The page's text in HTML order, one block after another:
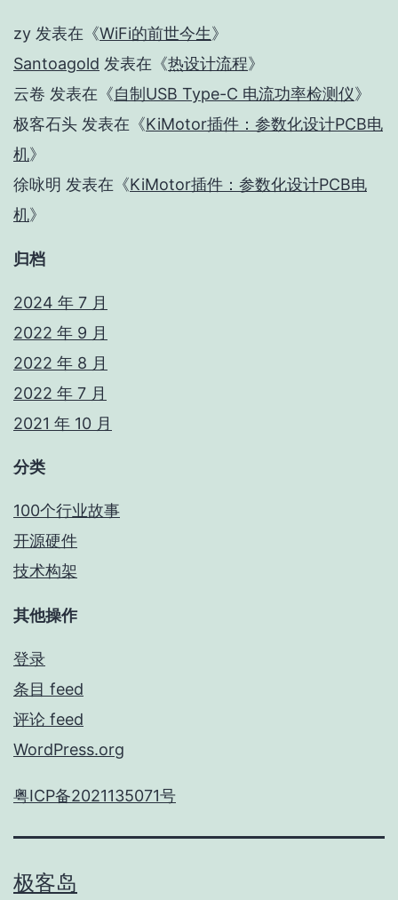
zy 发表在《WiFi的前世今生》
Santoagold 发表在《热设计流程》
云卷 发表在《自制USB Type-C 电流功率检测仪》
极客石头 发表在《KiMotor插件：参数化设计PCB电
机》
徐咏明 发表在《KiMotor插件：参数化设计PCB电
机》
归档
2024 年 7 月
2022 年 9 月
2022 年 8 月
2022 年 7 月
2021 年 10 月
分类
100个行业故事
开源硬件
技术构架
其他操作
登录
条目 feed
评论 feed
WordPress.org
粤ICP备2021135071号
极客岛